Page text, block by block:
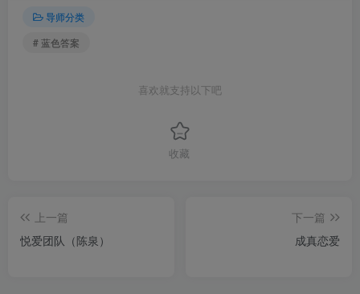
导师分类
# 蓝色答案
喜欢就支持以下吧
收藏
上一篇
悦爱团队（陈泉）
下一篇
成真恋爱